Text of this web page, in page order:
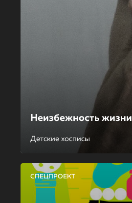
Неизбежность жизни
Детские хосписы
СПЕЦПРОЕКТ